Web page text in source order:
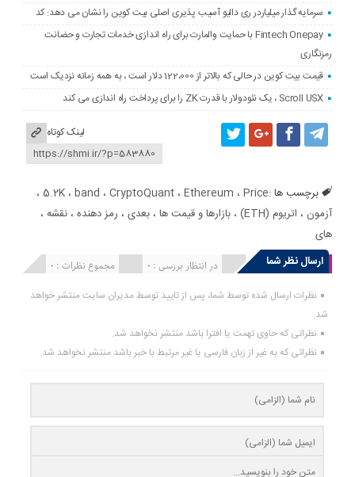
سرمایه گذار میلیاردر ری دالیو آسیب پذیری اصلی بیت کوین را نشان می دهد: کد
Fintech Onepay با حمایت والمارت برای راه اندازی خدمات تجارت و حضانت
رمزنگاری
قیمت بیت کوین در حالی که بالاتر از 122،000 دلار است ، به همه زمانه نزدیک است
Scroll USX ، یک نئودولار با قدرت ZK را برای پرداخت راه اندازی می کند
لینک کوتاه
برچسب ها : 5.2K، band ، CryptoQuant، Ethereum ، Price
،
آزمون ، اتریوم (ETH) ،بازارها و قیمت ها ،بعدی ، رمز دهنده ،نقشه ،
های
ارسال نظر شما
مجموع نظرات : 0 در انتظار بررسی : 0 انتشار یافته : 0
نظرات ارسال شده توسط شما، پس از تایید توسط مدیران سایت منتشر خواهد
شد.
نظراتی که حاوی تهمت یا افترا باشد منتشر نخواهد شد.
نظراتی که به غیر از زبان فارسی یا غیر مرتبط با خبر باشد منتشر نخواهد شد.